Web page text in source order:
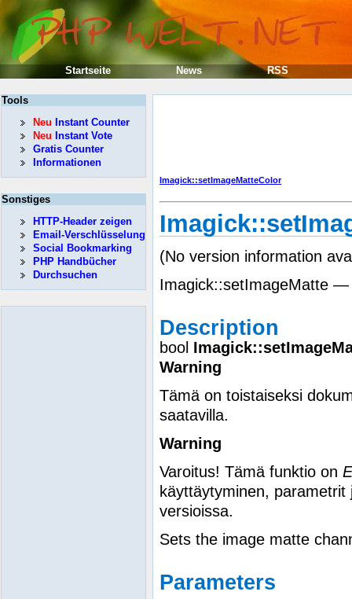
Imagick::setImageMatteColor
(No version information
Imagick::setImageMatte
Description
bool
Warning
Tämä on toistaiseksi
saatavilla.
Warning
Varoitus! Tämä funktio on
käyttäytyminen,
versioissa.
Sets the image matte
Parameters
Tools
Neu Instant Counter
Neu Instant Vote
Gratis Counter
Informationen
Sonstiges
HTTP-Header zeigen
Email-Verschlüsselung
Social Bookmarking
PHP Handbücher
Durchsuchen
Startseite News RSS